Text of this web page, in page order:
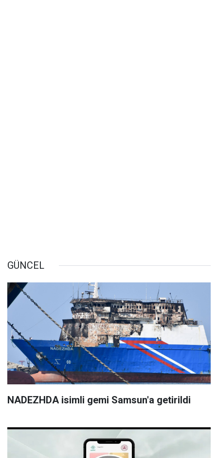
GÜNCEL
NADEZHDA isimli gemi Samsun'a getirildi